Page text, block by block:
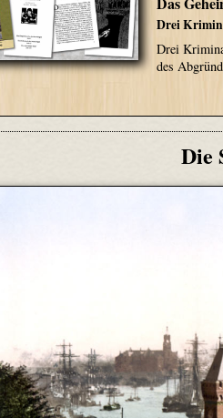
Drei
Drei
des
Die